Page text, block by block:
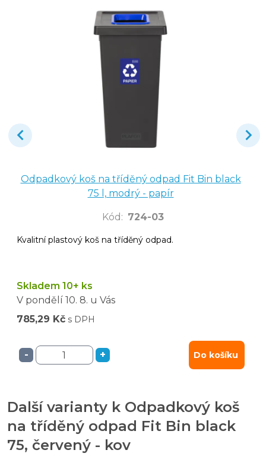
Odpadkový koš na tříděný odpad Fit Bin black
75 l, modrý - papír
Kód : 724-03
Kvalitní plastový koš na tříděný odpad.
Skladem 10+ ks
V pondělí 10. 8. u Vás
785,29 Kč s DPH
- + Do košíku
Další varianty k Odpadkový koš
na tříděný odpad Fit Bin black
75, červený - kov